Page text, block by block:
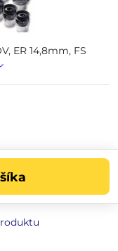
ER 14,8mm, FS